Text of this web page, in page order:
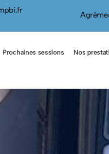
Prochaines sessions Nos